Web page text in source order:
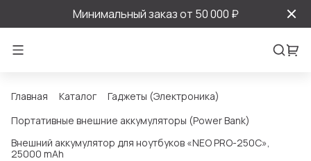
Минимальный заказ от 50 000 ₽
Главная Каталог
Гаджеты (Электроника)
Портативные внешние аккумуляторы (Power Bank)
Внешний аккумулятор для ноутбуков «NEO PRO-250C»,
25000 mAh